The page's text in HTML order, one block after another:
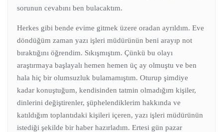
sorunun cevabını ben bulacaktım.
Herkes gibi bende evime gitmek üzere oradan ayrıldım. Eve
döndüğüm zaman yazı işleri müdürünün beni arayıp not
bıraktığını öğrendim. Sıkışmıştım. Çünkü bu olayı
araştırmaya başlayalı hemen hemen üç ay olmuştu ve ben
hala hiç bir olumsuzluk bulamamıştım. Oturup şimdiye
kadar konuştuğum, kendisinden tatmin olmadığım kişiler,
dinlerini değiştirenler, şüphelendiklerim hakkında ve
katıldığım toplantıdaki kişileri içeren, yazı işleri müdürünün
istediği şekilde bir haber hazırladım. Ertesi gün pazar